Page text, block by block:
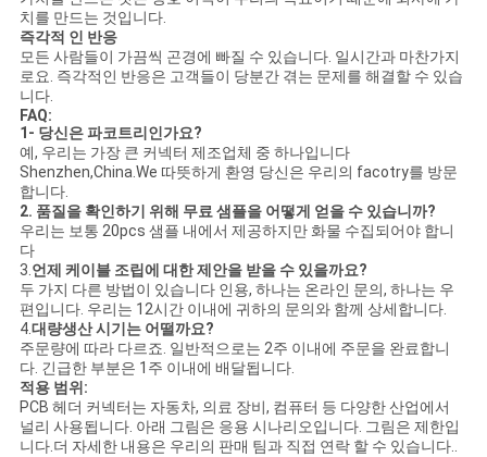
치를 만드는 것입니다.
즉각적 인 반응
모든 사람들이 가끔씩 곤경에 빠질 수 있습니다. 일시간과 마찬가지
로요. 즉각적인 반응은 고객들이 당분간 겪는 문제를 해결할 수 있습
니다.
FAQ:
1- 당신은 파코트리인가요?
예, 우리는 가장 큰 커넥터 제조업체 중 하나입니다
Shenzhen,China.We 따뜻하게 환영 당신은 우리의 facotry를 방문
합니다.
2. 품질을 확인하기 위해 무료 샘플을 어떻게 얻을 수 있습니까?
우리는 보통 20pcs 샘플 내에서 제공하지만 화물 수집되어야 합니
다
3.언제 케이블 조립에 대한 제안을 받을 수 있을까요?
두 가지 다른 방법이 있습니다 인용, 하나는 온라인 문의, 하나는 우
편입니다. 우리는 12시간 이내에 귀하의 문의와 함께 상세합니다.
4.대량생산 시기는 어떨까요?
주문량에 따라 다르죠. 일반적으로는 2주 이내에 주문을 완료합니
다. 긴급한 부분은 1주 이내에 배달됩니다.
적용 범위:
PCB 헤더 커넥터는 자동차, 의료 장비, 컴퓨터 등 다양한 산업에서
널리 사용됩니다. 아래 그림은 응용 시나리오입니다. 그림은 제한입
니다.더 자세한 내용은 우리의 판매 팀과 직접 연락 할 수 있습니다..